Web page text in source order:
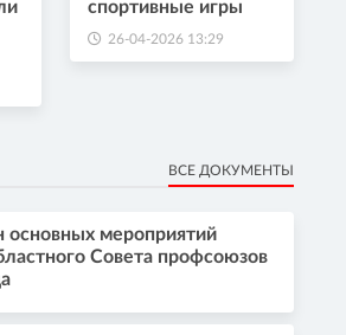
спортивные игры
26-04-2026 13:29
ВСЕ ДОКУМЕНТЫ
основных мероприятий
Совета профсоюзов